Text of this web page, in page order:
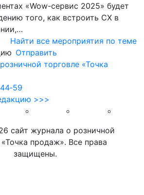
«Wow-сервис 2025» будет
того, как встроить CX в
Найти все мероприятия по теме
Отправить
>>>
сайт журнала о розничной
продаж». Все права
защищены.